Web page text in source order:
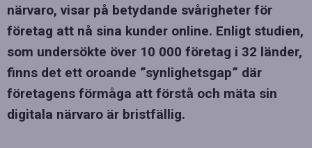
närvaro, visar på betydande svårigheter för
företag att nå sina kunder online. Enligt studien,
som undersökte över 10 000 företag i 32 länder,
finns det ett oroande ”synlighetsgap” där
företagens förmåga att förstå och mäta sin
digitala närvaro är bristfällig.